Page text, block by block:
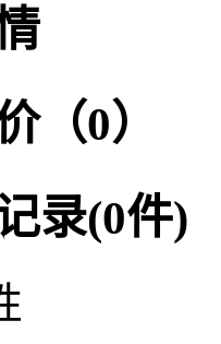
（0）
录(0件)